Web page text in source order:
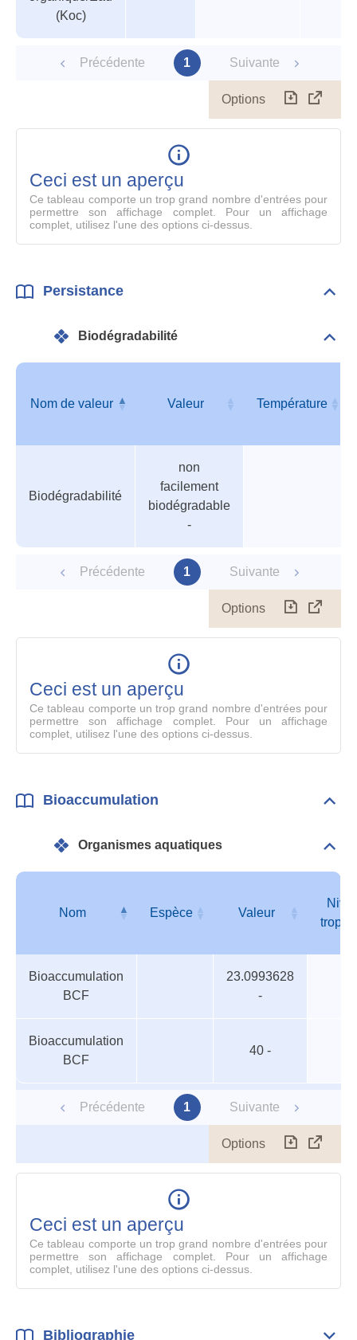
(Koc)
Précédente 1 Suivante
Options
le
Ceci est un aperçu
Ce tableau comporte un trop grand nombre d'entrées pour
permettre son affichage complet. Pour un affichage
complet, utilisez l'une des options ci-dessus.
Persistance
Biodégradabilité
paramètres
Nom de valeur Valeur Température
Biodégradabilité
non
facilement
biodégradable
-
Précédente 1 Suivante
Options
le
Ceci est un aperçu
Ce tableau comporte un trop grand nombre d'entrées pour
permettre son affichage complet. Pour un affichage
complet, utilisez l'une des options ci-dessus.
Bioaccumulation
Organismes aquatiques
aquatiques
Nom Espèce Valeur
Bioaccumulation
BCF
23.0993628
-
Bioaccumulation
BCF
40 -
Précédente 1 Suivante
Options
le
Ceci est un aperçu
Ce tableau comporte un trop grand nombre d'entrées pour
permettre son affichage complet. Pour un affichage
complet, utilisez l'une des options ci-dessus.
Bibliographie